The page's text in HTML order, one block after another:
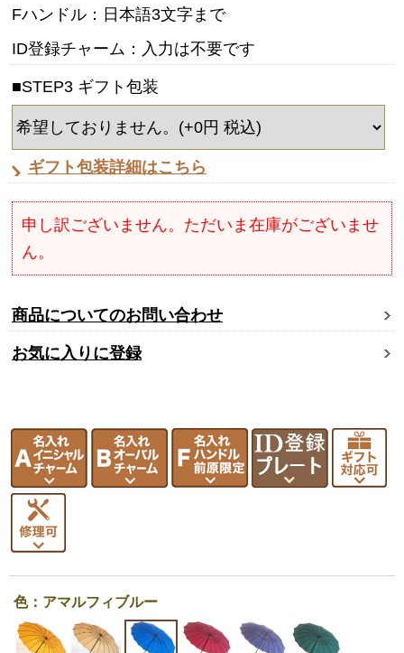
Fハンドル：日本語3文字まで
ID登録チャーム：入力は不要です
■STEP3 ギフト包装
ギフト包装詳細はこちら
申し訳ございません。ただいま在庫がございませ
ん。
商品についてのお問い合わせ
お気に入りに登録
色：アマルフィブルー